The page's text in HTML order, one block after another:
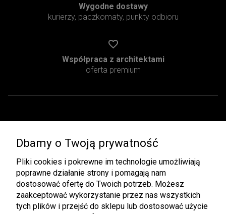
Wygodne dostawy
kurierzy, paczkomaty, punkty odbioru
Współpraca z architektami
oferta premium
Regulamin
Zwroty i Reklamacje
Pliki do pobrania
Twoje zamówienia
Ustawienia konta
Przechowalnia
Płatności i dostawa
Informacje
Dbamy o Twoją prywatność
Pliki cookies i pokrewne im technologie umożliwiają
poprawne działanie strony i pomagają nam
dostosować ofertę do Twoich potrzeb. Możesz
zaakceptować wykorzystanie przez nas wszystkich
tych plików i przejść do sklepu lub dostosować użycie